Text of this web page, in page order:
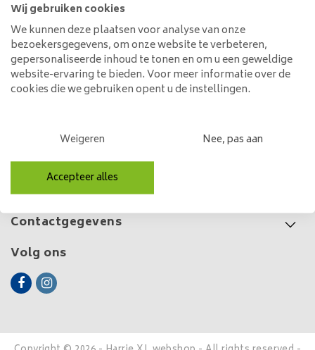
Hanglamp Gebogen Houten
Spijlen | ø60 cm
199,00
Klantenservice
Mijn account
Categorieën
Contactgegevens
Volg ons
Wij gebruiken cookies
We kunnen deze plaatsen voor analyse van onze
bezoekersgegevens, om onze website te verbeteren,
gepersonaliseerde inhoud te tonen en om u een geweldige
website-ervaring te bieden. Voor meer informatie over de
cookies die we gebruiken opent u de instellingen.
Weigeren Nee, pas aan
Accepteer alles